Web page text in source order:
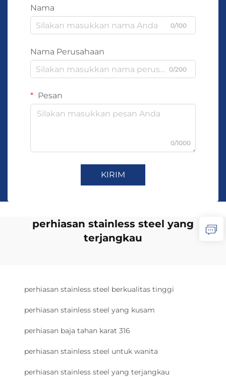
Nama
0/100
Nama Perusahaan
0/200
Pesan
0/1000
KIRIM
perhiasan stainless steel yang
terjangkau
perhiasan stainless steel berkualitas tinggi
perhiasan stainless steel yang kusam
perhiasan baja tahan karat 316
perhiasan stainless steel untuk wanita
perhiasan stainless steel yang terjangkau